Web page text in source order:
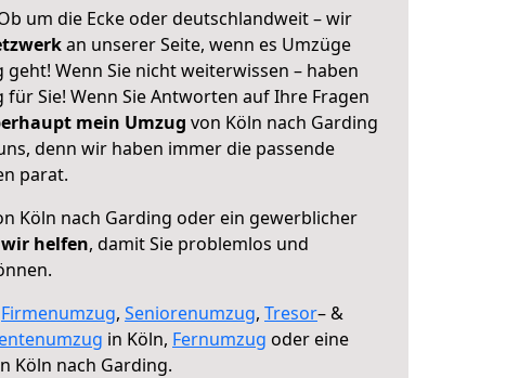
um die Ecke oder deutschlandweit – wir
an unserer Seite, wenn es Umzüge
Wenn Sie nicht weiterwissen – haben
Sie! Wenn Sie Antworten auf Ihre Fragen
mein Umzug von Köln nach Garding
denn wir haben immer die passende
parat.
Köln nach Garding oder ein gewerblicher
wir helfen, damit Sie problemlos und
Firmenumzug, Seniorenumzug, Tresor– &
in Köln, Fernumzug oder eine
Köln nach Garding.